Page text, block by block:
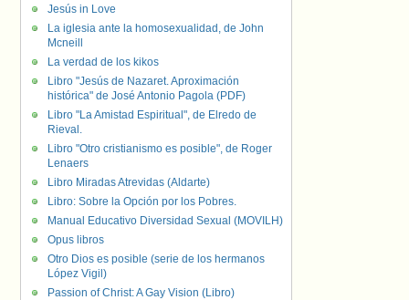
Jesús in Love
La iglesia ante la homosexualidad, de John
Mcneill
La verdad de los kikos
Libro "Jesús de Nazaret. Aproximación
histórica" de José Antonio Pagola (PDF)
Libro "La Amistad Espiritual", de Elredo de
Rieval.
Libro "Otro cristianismo es posible", de Roger
Lenaers
Libro Miradas Atrevidas (Aldarte)
Libro: Sobre la Opción por los Pobres.
Manual Educativo Diversidad Sexual (MOVILH)
Opus libros
Otro Dios es posible (serie de los hermanos
López Vigil)
Passion of Christ: A Gay Vision (Libro)